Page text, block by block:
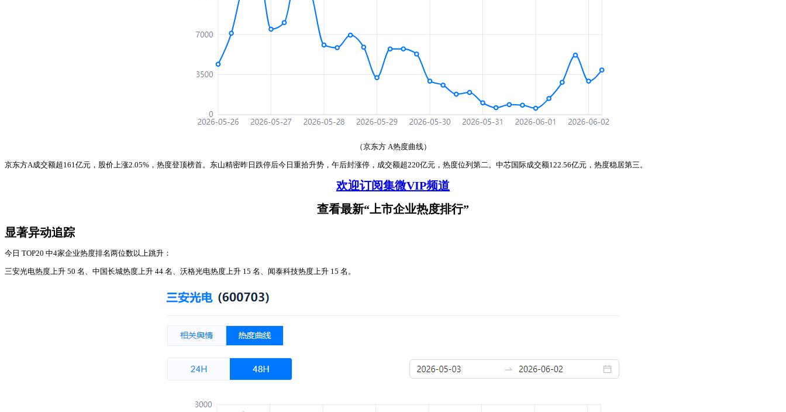
（京东方 A热度曲线）
京东方A成交额超161亿元，股价上涨2.05%，热度登顶榜首。东山精密昨日跌停后今日重拾升势，午后封涨停，成交额超220亿元，热度位列第二。中芯国际成交额122.56亿元，热度稳居第三。
欢迎订阅集微VIP频道
查看最新“上市企业热度排行”
显著异动追踪
今日 TOP20 中4家企业热度排名两位数以上跳升：
三安光电热度上升 50 名、中国长城热度上升 44 名、沃格光电热度上升 15 名、闻泰科技热度上升 15 名。